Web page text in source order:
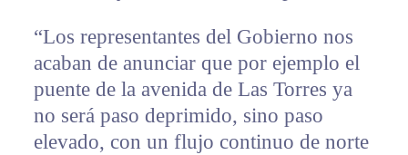
“Los representantes del Gobierno nos
acaban de anunciar que por ejemplo el
puente de la avenida de Las Torres ya
no será paso deprimido, sino paso
elevado, con un flujo continuo de norte